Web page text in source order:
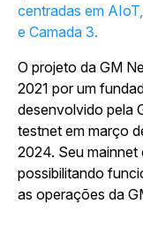
centradas em
e Camada 3.
O projeto da GM
2021 por um
desenvolvido pela
testnet em março
2024. Seu mainnet
possibilitando
as operações da